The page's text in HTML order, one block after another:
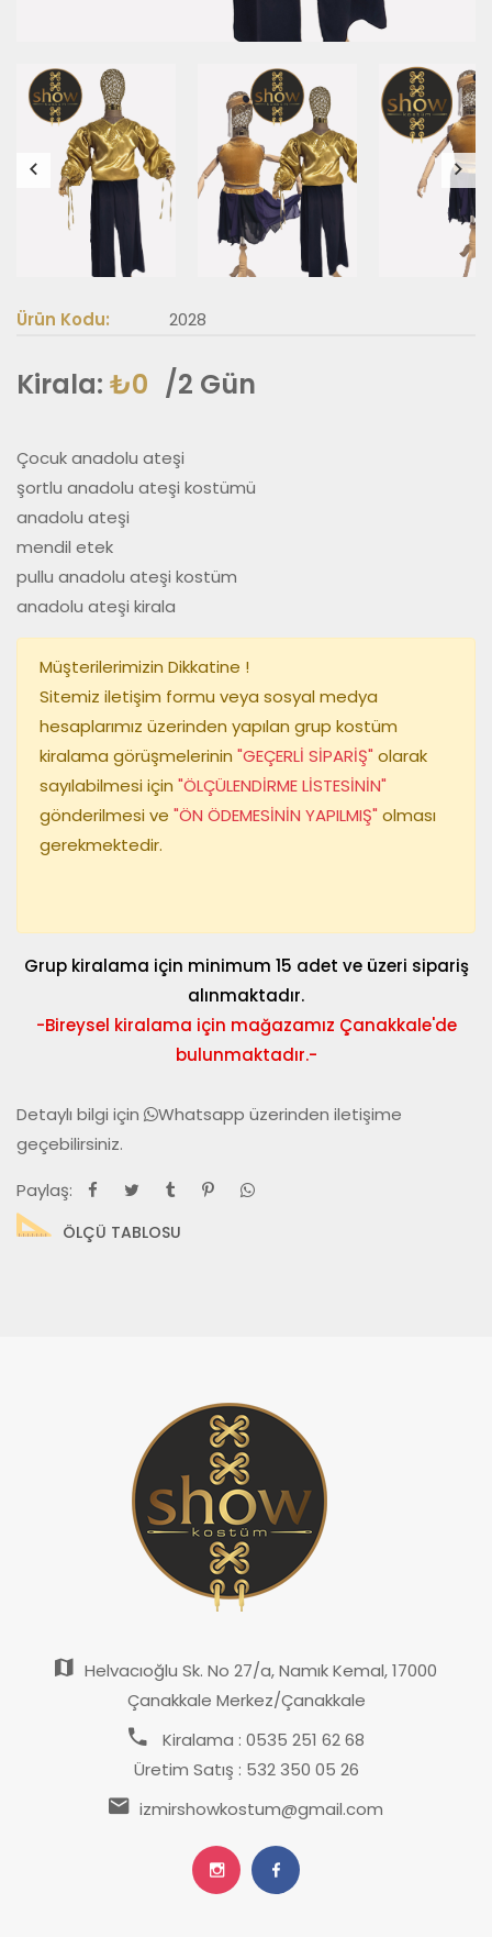
Ürün Kodu: 2028
Kirala: ₺0 /2 Gün
Çocuk anadolu ateşi
şortlu anadolu ateşi kostümü
anadolu ateşi
mendil etek
pullu anadolu ateşi kostüm
anadolu ateşi kirala
Müşterilerimizin Dikkatine !
Sitemiz iletişim formu veya sosyal medya
hesaplarımız üzerinden yapılan grup kostüm
kiralama görüşmelerinin "GEÇERLİ SİPARİŞ" olarak
sayılabilmesi için "ÖLÇÜLENDİRME LİSTESİNİN"
gönderilmesi ve "ÖN ÖDEMESİNİN YAPILMIŞ" olması
gerekmektedir.
Grup kiralama için minimum 15 adet ve üzeri sipariş
alınmaktadır.
-Bireysel kiralama için mağazamız Çanakkale'de
bulunmaktadır.-
Detaylı bilgi için Whatsapp üzerinden iletişime
geçebilirsiniz.
Paylaş:
ÖLÇÜ TABLOSU
Helvacıoğlu Sk. No 27/a, Namık Kemal, 17000
Çanakkale Merkez/Çanakkale
Kiralama : 0535 251 62 68
Üretim Satış : 532 350 05 26
izmirshowkostum@gmail.com